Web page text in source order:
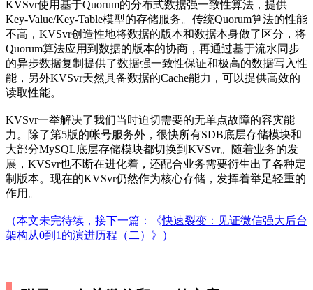
KVSvr使用基于Quorum的分布式数据强一致性算法，提供
Key-Value/Key-Table模型的存储服务。传统Quorum算法的性能
不高，KVSvr创造性地将数据的版本和数据本身做了区分，将
Quorum算法应用到数据的版本的协商，再通过基于流水同步
的异步数据复制提供了数据强一致性保证和极高的数据写入性
能，另外KVSvr天然具备数据的Cache能力，可以提供高效的
读取性能。
KVSvr一举解决了我们当时迫切需要的无单点故障的容灾能
力。除了第5版的帐号服务外，很快所有SDB底层存储模块和
大部分MySQL底层存储模块都切换到KVSvr。随着业务的发
展，KVSvr也不断在进化着，还配合业务需要衍生出了各种定
制版本。现在的KVSvr仍然作为核心存储，发挥着举足轻重的
作用。
（本文未完待续，接下一篇：《快速裂变：见证微信强大后台
架构从0到1的演进历程（二） 》）